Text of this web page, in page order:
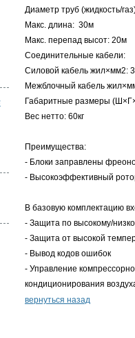
Диаметр труб (жидкость/
Макс. длина: 30м
Макс. перепад высот: 20м
Соединительные кабели:
Силовой кабель жил×мм2:
Межблочный кабель
Габаритные размеры
Вес нетто: 60кг
Преимущества:
- Блоки заправлены
- Высокоэффективный
В базовую комплектацию
- Защита по высокому/
- Защита от высокой
- Вывод кодов ошибок
- Управление
кондиционирования
вернуться назад